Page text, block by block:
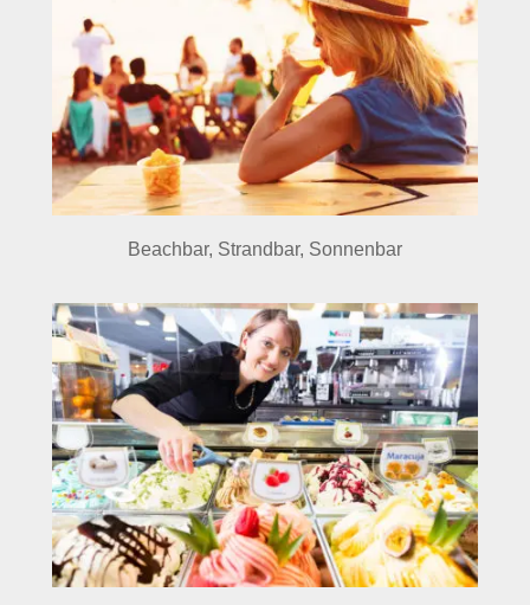
Beachbar, Strandbar, Sonnenbar